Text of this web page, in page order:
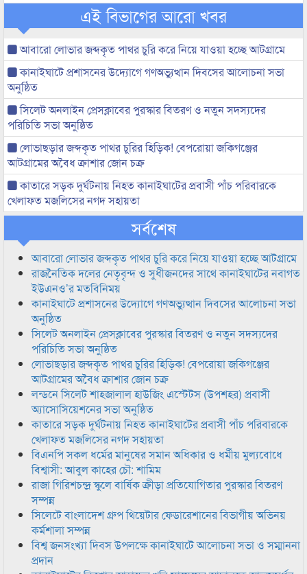
এই বিভাগের আরো খবর
আবারো লোভার জব্দকৃত পাথর চুরি করে নিয়ে যাওয়া হচ্ছে আটগ্রামে
কানাইঘাটে প্রশাসনের উদ্যোগে গণঅভ্যুত্থান দিবসের আলোচনা সভা
অনুষ্ঠিত
সিলেট অনলাইন প্রেসক্লাবের পুরস্কার বিতরণ ও নতুন সদস্যদের
পরিচিতি সভা অনুষ্ঠিত
লোভাছড়ার জব্দকৃত পাথর চুরির হিড়িক! বেপরোয়া জকিগঞ্জের
আটগ্রামের অবৈধ ক্রাশার জোন চক্র
কাতারে সড়ক দুর্ঘটনায় নিহত কানাইঘাটের প্রবাসী পাঁচ পরিবারকে
খেলাফত মজলিসের নগদ সহায়তা
সর্বশেষ
আবারো লোভার জব্দকৃত পাথর চুরি করে নিয়ে যাওয়া হচ্ছে আটগ্রামে
রাজনৈতিক দলের নেতৃবৃন্দ ও সুধীজনদের সাথে কানাইঘাটের নবাগত
ইউএনও’র মতবিনিময়
কানাইঘাটে প্রশাসনের উদ্যোগে গণঅভ্যুত্থান দিবসের আলোচনা সভা
অনুষ্ঠিত
সিলেট অনলাইন প্রেসক্লাবের পুরস্কার বিতরণ ও নতুন সদস্যদের
পরিচিতি সভা অনুষ্ঠিত
লোভাছড়ার জব্দকৃত পাথর চুরির হিড়িক! বেপরোয়া জকিগঞ্জের
আটগ্রামের অবৈধ ক্রাশার জোন চক্র
লন্ডনে সিলেট শাহজালাল হাউজিং এস্টেটস (উপশহর) প্রবাসী
অ্যাসোসিয়েশনের সভা অনুষ্ঠিত
কাতারে সড়ক দুর্ঘটনায় নিহত কানাইঘাটের প্রবাসী পাঁচ পরিবারকে
খেলাফত মজলিসের নগদ সহায়তা
বিএনপি সকল ধর্মের মানুষের সমান অধিকার ও ধর্মীয় মুল্যবোধে
বিশ্বাসী: আবুল কাহের চৌ: শামিম
রাজা গিরিশচন্দ্র স্কুলে বার্ষিক ক্রীড়া প্রতিযোগিতার পুরস্কার বিতরণ
সম্পন্ন
সিলেটে বাংলাদেশ গ্রুপ থিয়েটার ফেডারেশানের বিভাগীয় অভিনয়
কর্মশালা সম্পন্ন
বিশ্ব জনসংখ্যা দিবস উপলক্ষে কানাইঘাটে আলোচনা সভা ও সম্মাননা
প্রদান